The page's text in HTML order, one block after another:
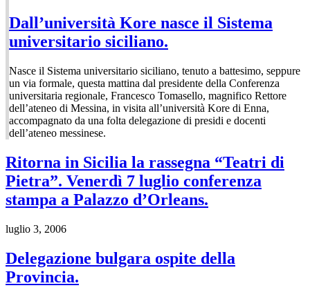
Dall’università Kore nasce il Sistema
universitario siciliano.
Nasce il Sistema universitario siciliano, tenuto a battesimo, seppure
un via formale, questa mattina dal presidente della Conferenza
universitaria regionale, Francesco Tomasello, magnifico Rettore
dell’ateneo di Messina, in visita all’università Kore di Enna,
accompagnato da una folta delegazione di presidi e docenti
dell’ateneo messinese.
Ritorna in Sicilia la rassegna “Teatri di
Pietra”. Venerdì 7 luglio conferenza
stampa a Palazzo d’Orleans.
luglio 3, 2006
Delegazione bulgara ospite della
Provincia.